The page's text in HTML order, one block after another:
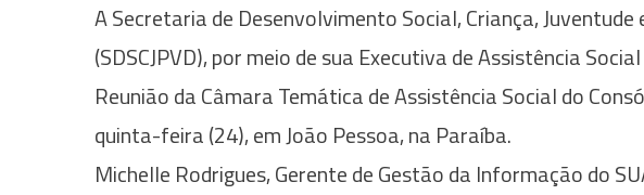
A Secretaria de Desenvolvimento Social, Criança,
(SDSCJPVD), por meio de sua Executiva de Assistência
Reunião da Câmara Temática de Assistência Social do
quinta-feira (24), em João Pessoa, na Paraíba.
Michelle Rodrigues, Gerente de Gestão da Informação do